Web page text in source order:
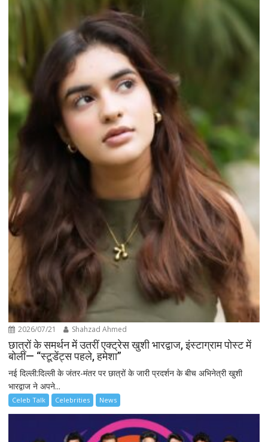
2026/07/21 Shahzad Ahmed
छात्रों के समर्थन में उतरीं एक्ट्रेस खुशी भारद्वाज, इंस्टाग्राम पोस्ट में
बोलीं— “स्टूडेंट्स पहले, हमेशा”
नई दिल्ली:दिल्ली के जंतर-मंतर पर छात्रों के जारी प्रदर्शन के बीच अभिनेत्री खुशी
भारद्वाज ने अपने...
Celeb Talk Celebrities News